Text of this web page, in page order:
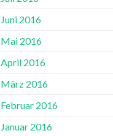
Juni 2016
Mai 2016
April 2016
März 2016
Februar 2016
Januar 2016